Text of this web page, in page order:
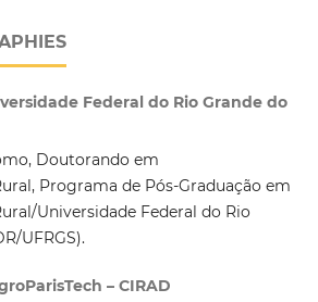
Federal do Rio Grande do
Doutorando em
Programa de Pós-Graduação em
Universidade Federal do Rio
UFRGS).
– CIRAD